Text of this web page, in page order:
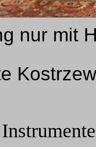
nur mit